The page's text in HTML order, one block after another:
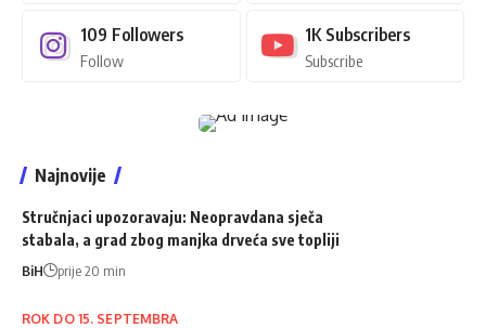
109 Followers
Follow
1K Subscribers
Subscribe
Najnovije
Stručnjaci upozoravaju: Neopravdana sječa
stabala, a grad zbog manjka drveća sve topliji
BiH prije 20 min
ROK DO 15. SEPTEMBRA